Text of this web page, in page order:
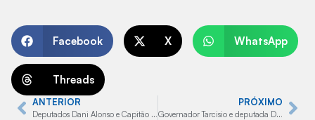
Facebook X WhatsApp
Threads
ANTERIOR
Deputados Dani Alonso e Capitão Augusto entregam 300 MIL em equipamentos ao Corpo de Bombeiros de Marília
PRÓXIMO
Governador Tarcisio e deputada Dani Alonso levam carreta da capacitação para cidades do interior paulista